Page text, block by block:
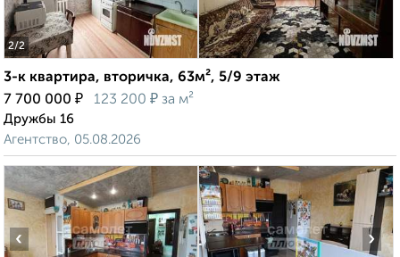
2/2
3-к квартира, вторичка, 63м², 5/9 этаж
7 700 000 ₽ 123 200 ₽ за м²
Дружбы 16
Агентство, 05.08.2026
‹ ›